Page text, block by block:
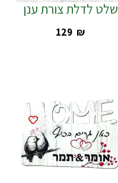
שלט לדלת צורת ענן
‎129 ₪